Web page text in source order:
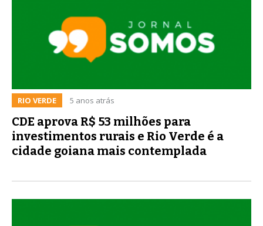
RIO VERDE 5 anos atrás
CDE aprova R$ 53 milhões para
investimentos rurais e Rio Verde é a
cidade goiana mais contemplada